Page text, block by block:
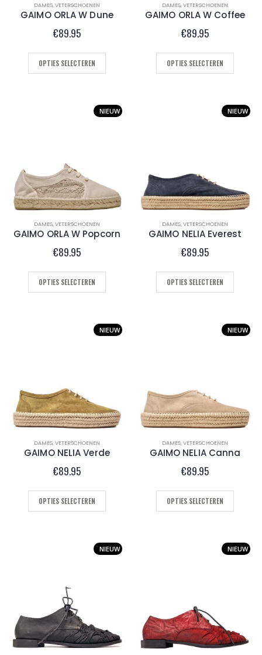
DAMES,VETERSCHOENEN
GAIMO ORLA W Dune
€89.95
OPTIES SELECTEREN
DAMES,VETERSCHOENEN
GAIMO ORLA W Coffee
€89.95
OPTIES SELECTEREN
NIEUW
DAMES,VETERSCHOENEN
GAIMO ORLA W Popcorn
€89.95
OPTIES SELECTEREN
NIEUW
DAMES,VETERSCHOENEN
GAIMO NELIA Everest
€89.95
OPTIES SELECTEREN
NIEUW
DAMES,VETERSCHOENEN
GAIMO NELIA Verde
€89.95
OPTIES SELECTEREN
NIEUW
DAMES,VETERSCHOENEN
GAIMO NELIA Canna
€89.95
OPTIES SELECTEREN
NIEUW NIEUW